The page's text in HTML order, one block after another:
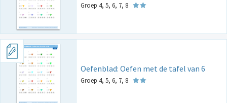
Groep 4, 5, 6, 7, 8
Oefenblad: Oefen met de tafel van 6
Groep 4, 5, 6, 7, 8